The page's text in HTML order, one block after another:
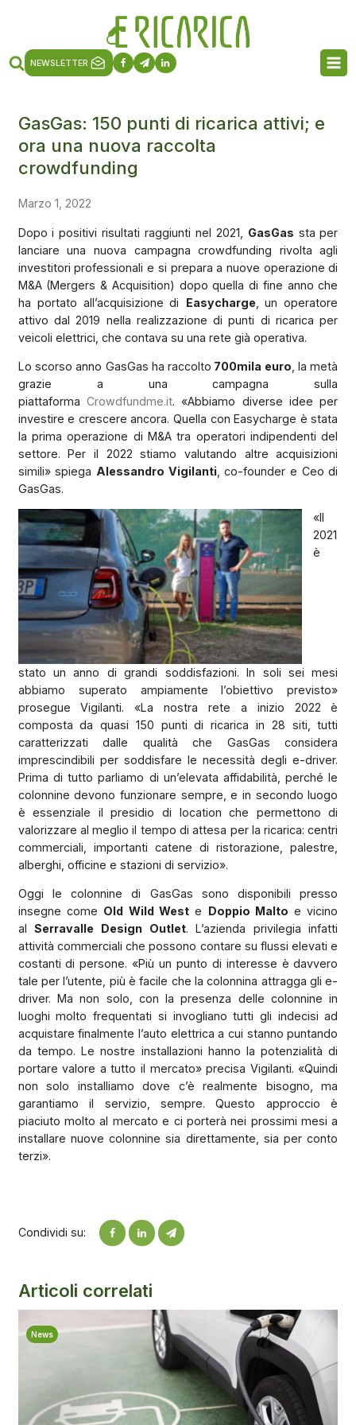
NEWSLETTER
GasGas: 150 punti di ricarica attivi; e
ora una nuova raccolta
crowdfunding
Marzo 1, 2022
Dopo i positivi risultati raggiunti nel 2021, GasGas sta per
lanciare una nuova campagna crowdfunding rivolta agli
investitori professionali e si prepara a nuove operazione di
M&A (Mergers & Acquisition) dopo quella di fine anno che
ha portato all’acquisizione di Easycharge , un operatore
attivo dal 2019 nella realizzazione di punti di ricarica per
veicoli elettrici, che contava su una rete già operativa.
Lo scorso anno GasGas ha raccolto 700mila euro , la metà
grazie a una campagna sulla
piattaforma Crowdfundme.it. «Abbiamo diverse idee per
investire e crescere ancora. Quella con Easycharge è stata
la prima operazione di M&A tra operatori indipendenti del
settore. Per il 2022 stiamo valutando altre acquisizioni
simili» spiega Alessandro Vigilanti, co-founder e Ceo di
GasGas.
«Il
2021
è
stato un anno di grandi soddisfazioni. In soli sei mesi
abbiamo superato ampiamente l’obiettivo previsto»
prosegue Vigilanti. «La nostra rete a inizio 2022 è
composta da quasi 150 punti di ricarica in 28 siti, tutti
caratterizzati dalle qualità che GasGas considera
imprescindibili per soddisfare le necessità degli e-driver.
Prima di tutto parliamo di un’elevata affidabilità, perché le
colonnine devono funzionare sempre, e in secondo luogo
è essenziale il presidio di location che permettono di
valorizzare al meglio il tempo di attesa per la ricarica: centri
commerciali, importanti catene di ristorazione, palestre,
alberghi, officine e stazioni di servizio».
Oggi le colonnine di GasGas sono disponibili presso
insegne come Old Wild Weste Doppio Malto e vicino
alSerravalle Design Outlet. L’azienda privilegia infatti
attività commerciali che possono contare su flussi elevati e
costanti di persone. «Più un punto di interesse è davvero
tale per l’utente, più è facile che la colonnina attragga gli e-
driver. Ma non solo, con la presenza delle colonnine in
luoghi molto frequentati si invogliano tutti gli indecisi ad
acquistare finalmente l’auto elettrica a cui stanno puntando
da tempo. Le nostre installazioni hanno la potenzialità di
portare valore a tutto il mercato» precisa Vigilanti. «Quindi
non solo installiamo dove c’è realmente bisogno, ma
garantiamo il servizio, sempre. Questo approccio è
piaciuto molto al mercato e ci porterà nei prossimi mesi a
installare nuove colonnine sia direttamente, sia per conto
terzi».
Condividi su:
Articoli correlati
News